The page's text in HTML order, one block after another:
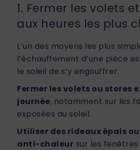
1. Fermer les volets
aux heures les plus
L’un des moyens les plus
l’échauffement d’une pièce
le soleil de s’y engouffrer.
Fermer les volets ou stores
journée, notamment sur les
exposées au soleil.
Utiliser des rideaux épais
anti-chaleur sur les